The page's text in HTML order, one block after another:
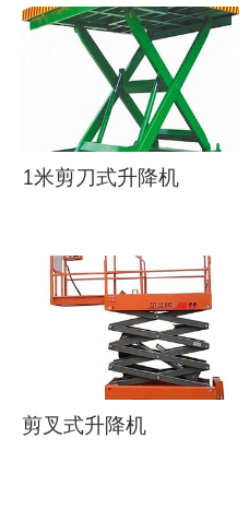
1米剪刀式升降机
剪叉式升降机